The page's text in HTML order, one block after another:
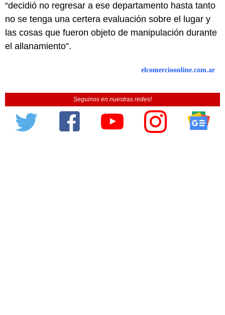
“decidió no regresar a ese departamento hasta tanto
no se tenga una certera evaluación sobre el lugar y
las cosas que fueron objeto de manipulación durante
el allanamiento”.
elcomercioonline.com.ar
Seguinos en nuestras redes!